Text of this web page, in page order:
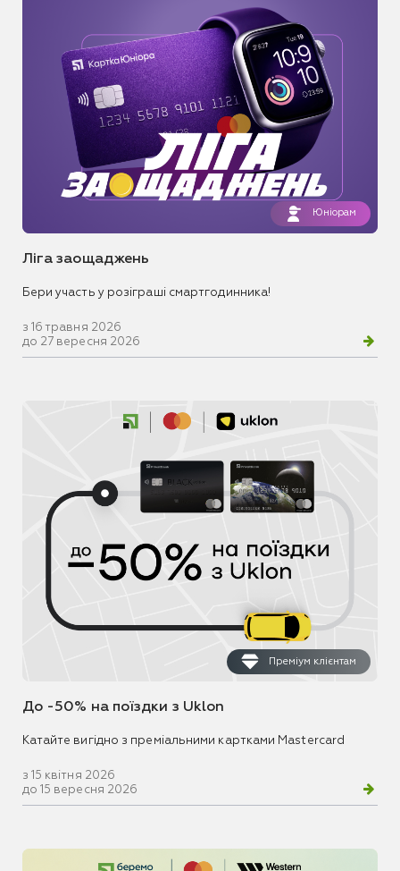
Юніорам
Ліга заощаджень
Бери участь у розіграші смартгодинника!
з 16 травня 2026
до 27 вересня 2026
Преміум клієнтам
До -50% на поїздки з Uklon
Катайте вигідно з преміальними картками Mastercard
з 15 квітня 2026
до 15 вересня 2026